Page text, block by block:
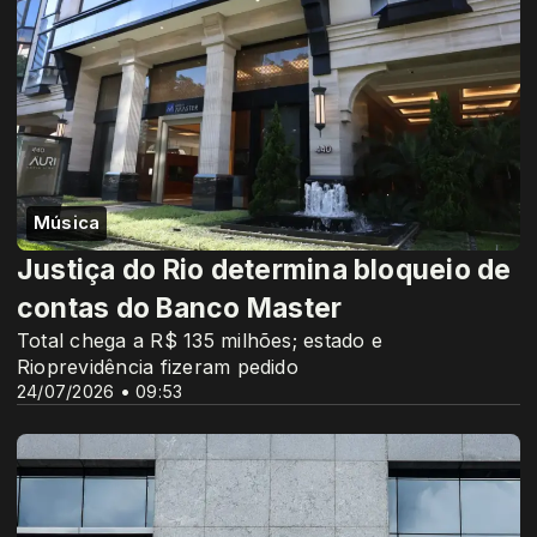
Música
24/07/2026 • 09:53
Justiça do Rio determina bloqueio de
contas do Banco Master
Total chega a R$ 135 milhões; estado e
Rioprevidência fizeram pedido